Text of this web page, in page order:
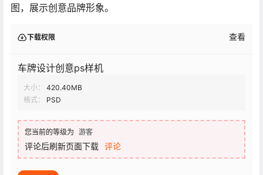
图，展示创意品牌形象。
下载权限 查看
车牌设计创意ps样机
大小：
420.40MB
格式：
PSD
您当前的等级为 游客
评论后刷新页面下载 评论